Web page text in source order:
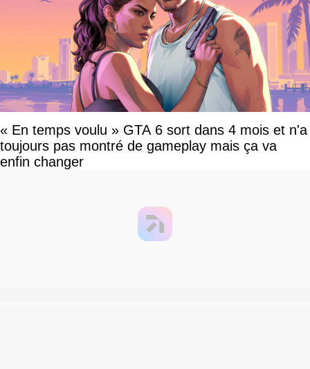
« En temps voulu » GTA 6 sort dans 4 mois et n'a
toujours pas montré de gameplay mais ça va
enfin changer